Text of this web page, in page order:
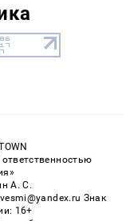
А. С.
Знак
16+